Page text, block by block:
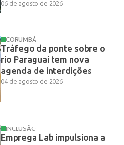
06 de agosto de 2026
CORUMBÁ
Tráfego da ponte sobre o
rio Paraguai tem nova
agenda de interdições
04 de agosto de 2026
INCLUSÃO
Emprega Lab impulsiona a